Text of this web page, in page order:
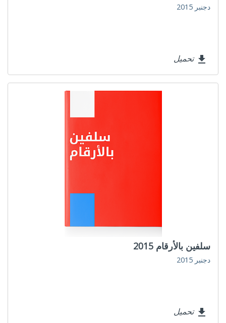
دجنبر 2015
file_download تحميل
سلفين بالأرقام 2015
دجنبر 2015
file_download تحميل